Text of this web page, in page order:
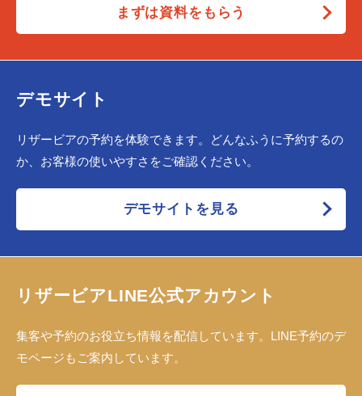
まずは資料をもらう
デモサイト
リザービアの予約を体験できます。どんなふうに予約するの
か、お客様の使いやすさをご確認ください。
デモサイトを見る
リザービアLINE公式アカウント
集客や予約のお役立ち情報を配信しています。LINE予約のデ
モページもご案内しています。